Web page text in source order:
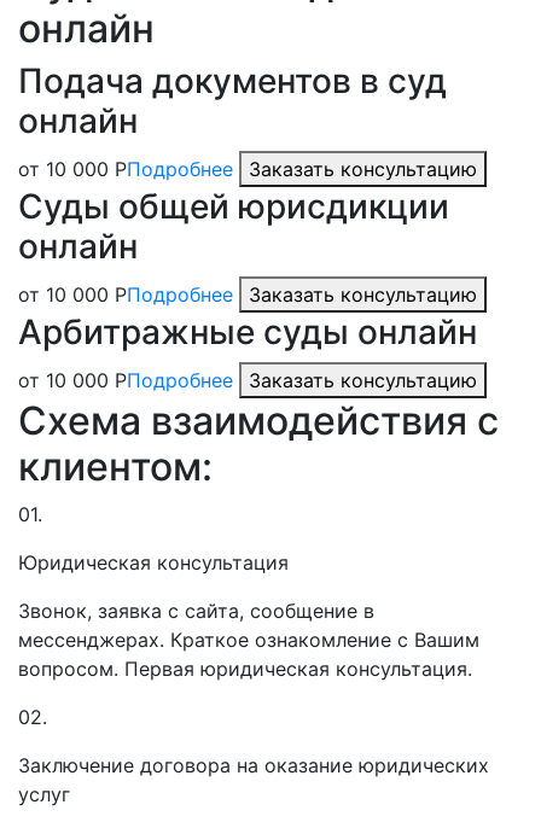
онлайн
Подача документов в суд
онлайн
от 10 000 РПодробнее Заказать консультацию
Суды общей юрисдикции
онлайн
от 10 000 РПодробнее Заказать консультацию
Арбитражные суды онлайн
от 10 000 РПодробнее Заказать консультацию
Схема взаимодействия с
клиентом:
01.
Юридическая консультация
Звонок, заявка с сайта, сообщение в
мессенджерах. Краткое ознакомление с Вашим
вопросом. Первая юридическая консультация.
02.
Заключение договора на оказание юридических
услуг